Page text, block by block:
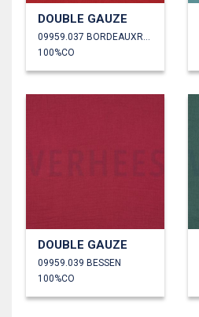
DOUBLE GAUZE
09959.037 BORDEAUXROOD
100%CO
DOUBLE GAUZE
09959.039 BESSEN
100%CO